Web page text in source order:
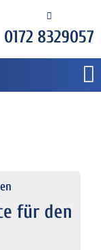
0172 8329057
für den